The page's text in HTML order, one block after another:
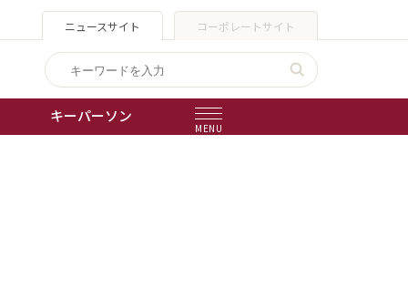
ニュースサイト コーポレートサイト
キーパーソン
MENU